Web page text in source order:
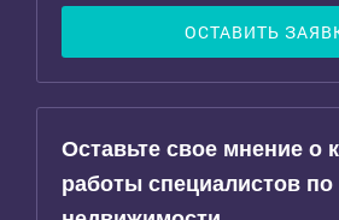
ОСТАВИТЬ
Оставьте свое мнение о
работы специалистов по